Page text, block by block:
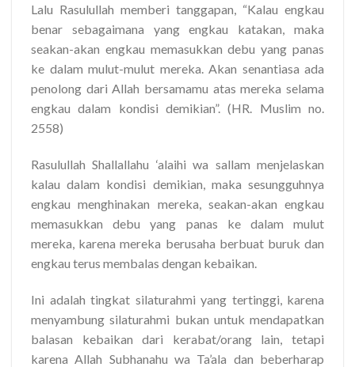
Lalu Rasulullah memberi tanggapan, “Kalau engkau
benar sebagaimana yang engkau katakan, maka
seakan-akan engkau memasukkan debu yang panas
ke dalam mulut-mulut mereka. Akan senantiasa ada
penolong dari Allah bersamamu atas mereka selama
engkau dalam kondisi demikian”. (HR. Muslim no.
2558)
Rasulullah Shallallahu ‘alaihi wa sallam menjelaskan
kalau dalam kondisi demikian, maka sesungguhnya
engkau menghinakan mereka, seakan-akan engkau
memasukkan debu yang panas ke dalam mulut
mereka, karena mereka berusaha berbuat buruk dan
engkau terus membalas dengan kebaikan.
Ini adalah tingkat silaturahmi yang tertinggi, karena
menyambung silaturahmi bukan untuk mendapatkan
balasan kebaikan dari kerabat/orang lain, tetapi
karena Allah Subhanahu wa Ta’ala dan beberharap